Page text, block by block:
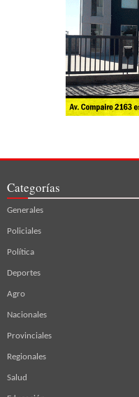
Categorías
Generales
Policiales
Política
Deportes
Agro
Nacionales
Provinciales
Regionales
Salud